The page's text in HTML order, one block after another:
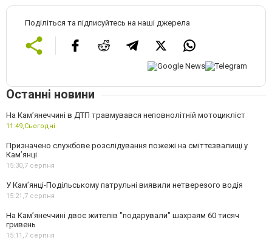
Поділіться та підписуйтесь на наші джерела
Останні новини
На Кам’янеччині в ДТП травмувався неповнолітній мотоцикліст
11:49,Сьогодні
Призначено службове розслідування пожежі на сміттєзвалищі у
Кам’янці
15:30,7 серпня
У Кам’янці-Подільському патрульні виявили нетверезого водія
15:21,7 серпня
На Камʼянеччині двоє жителів "подарували" шахраям 60 тисяч
гривень
15:11,7 серпня